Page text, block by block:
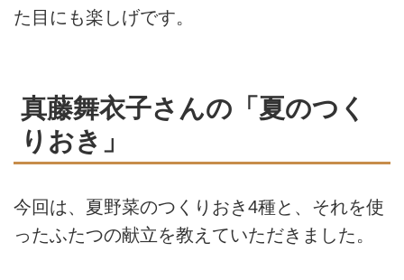
た目にも楽しげです。
真藤舞衣子さんの「夏のつく
りおき」
今回は、夏野菜のつくりおき4種と、それを使
ったふたつの献立を教えていただきました。